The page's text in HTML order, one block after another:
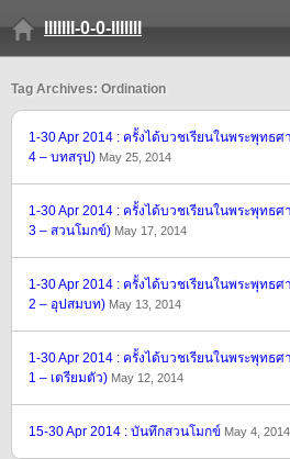
lllllll-0-0-lllllll
Tag Archives: Ordination
1-30 Apr 2014 : ครั้งได้บวชเรียนในพระพุท
4 – บทสรุป) May 25, 2014
1-30 Apr 2014 : ครั้งได้บวชเรียนในพระพุท
3 – สวนโมกข์) May 17, 2014
1-30 Apr 2014 : ครั้งได้บวชเรียนในพระพุท
2 – อุปสมบท) May 13, 2014
1-30 Apr 2014 : ครั้งได้บวชเรียนในพระพุท
1 – เตรียมตัว) May 12, 2014
15-30 Apr 2014 : บันทึกสวนโมกข์ May 4, 2014